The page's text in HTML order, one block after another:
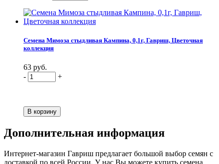
Семена Мимоза стыдливая Кампина, 0,1г, Гавриш, Цветочная
коллекция
63 руб.
-
+
Дополнительная информация
Интернет-магазин Гавриш предлагает большой выбор семян с
доставкой по всей России. У нас Вы можете купить семена